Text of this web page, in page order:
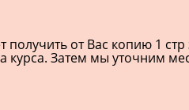
от Вас копию 1 стр
курса. Затем мы уточним